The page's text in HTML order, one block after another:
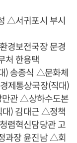
△서귀포시 부시
경보전국장 문경
처 한용택
) 송종식 △문화체
제통상국장(직대)
만관 △상하수도본
대) 김대근 △정책
렴혁신담당관 고
과장 윤진남 △회